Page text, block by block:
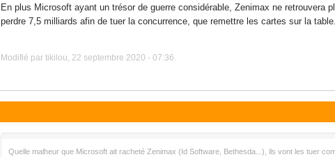
En plus Microsoft ayant un trésor de guerre considérable, Zenimax ne
perdre 7,5 milliards afin de tuer la concurrence, que remettre les cartes sur la table.
Modifié par tikilou, 22 septembre 2020 - 07:36.
Quelle malheur que Microsoft ait racheté Zenimax (Id Software, Bethesda...), ils vont les tuer